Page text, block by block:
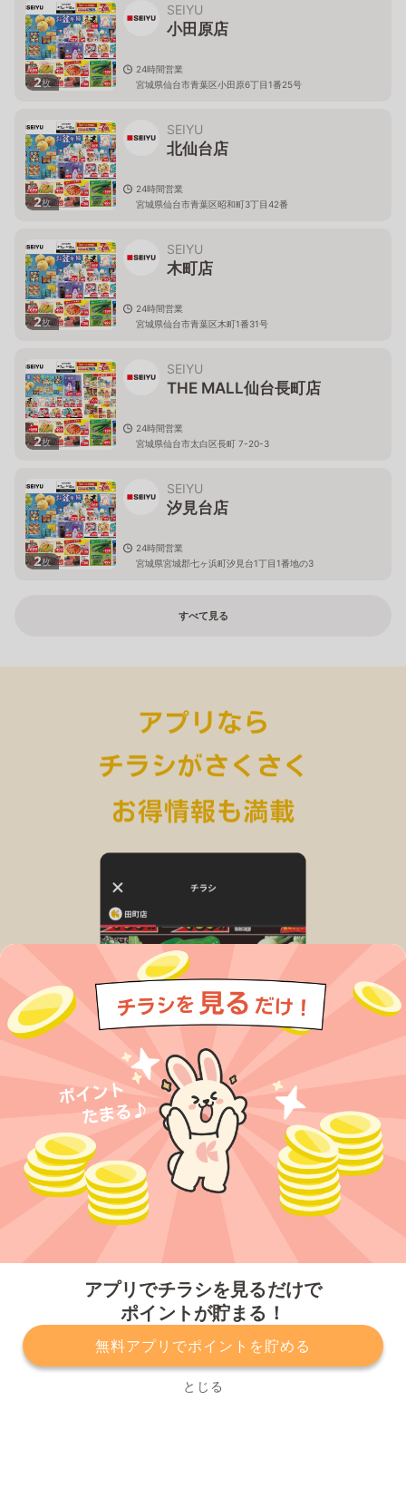
アプリでチラシを見るだけで
ポイントが貯まる！
無料アプリでポイントを貯める
とじる
2枚
SEIYU
小田原店
24時間営業
宮城県仙台市青葉区小田原6丁目1番25号
2枚
SEIYU
北仙台店
24時間営業
宮城県仙台市青葉区昭和町3丁目42番
2枚
SEIYU
木町店
24時間営業
宮城県仙台市青葉区木町1番31号
2枚
SEIYU
THE MALL仙台長町店
24時間営業
宮城県仙台市太白区長町 7-20-3
2枚
SEIYU
汐見台店
24時間営業
宮城県宮城郡七ヶ浜町汐見台1丁目1番地の3
すべて見る
プライバシーポリシー 利用規約
運営会社
サービスに関してのお問い合わせ